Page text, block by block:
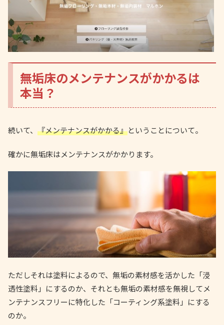
無垢床のメンテナンスがかかるは
本当？
続いて、 『メンテナンスがかかる』ということについて。
確かに無垢床はメンテナンスがかかります。
ただしそれは塗料によるので、無垢の素材感を活かした「浸
透性塗料」にするのか、それとも無垢の素材感を無視してメ
ンテナンスフリーに特化した「コーティング系塗料」にする
のか。